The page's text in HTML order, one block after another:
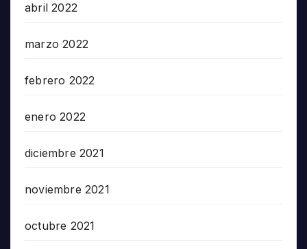
abril 2022
marzo 2022
febrero 2022
enero 2022
diciembre 2021
noviembre 2021
octubre 2021